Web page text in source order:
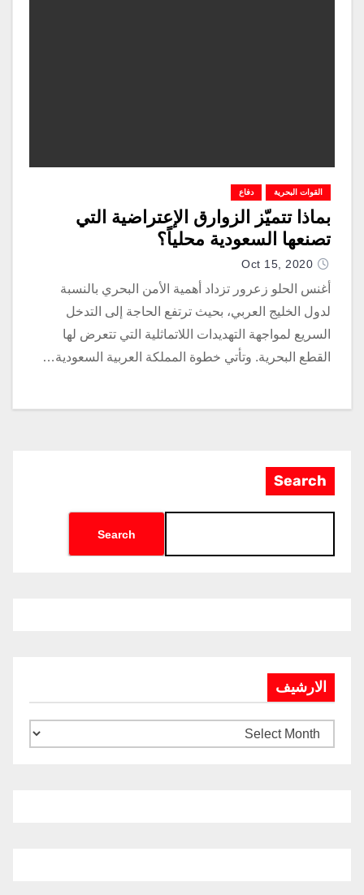
القوات البحرية دفاع
بماذا تتميّز الزوارق الإعتراضية التي
تصنعها السعودية محلياً؟
Oct 15, 2020
أغنس الحلو زعرور تزداد أهمية الأمن البحري بالنسبة
لدول الخليج العربي، بحيث ترتفع الحاجة إلى التدخل
السريع لمواجهة التهديدات اللاتماثلية التي تتعرض لها
القطع البحرية. وتأتي خطوة المملكة العربية السعودية…
Search
Search
الارشيف